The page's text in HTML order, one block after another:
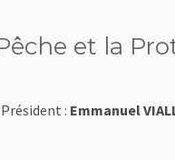
et la
Président : Emmanuel